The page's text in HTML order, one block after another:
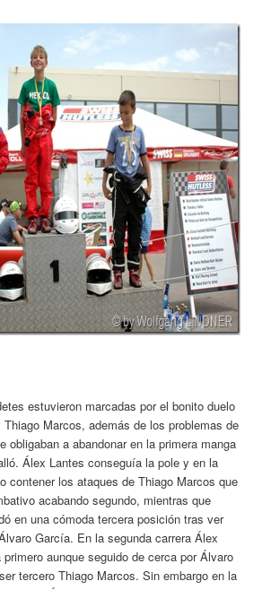
estuvieron marcadas por el bonito duelo
Marcos, además de los problemas de
obligaban a abandonar en la primera manga
Álex Lantes conseguía la pole y en la
contener los ataques de Thiago Marcos que
acabando segundo, mientras que
en una cómoda tercera posición tras ver
García. En la segunda carrera Álex
aunque seguido de cerca por Álvaro
tercero Thiago Marcos. Sin embargo en la